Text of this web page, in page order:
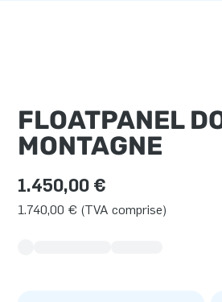
FLOATPANEL
MONTAGNE
1.450,00 €
1.740,00 € (TVA comprise)